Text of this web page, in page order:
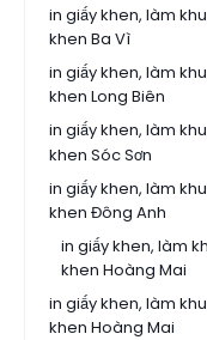
in giấy khen, làm
khen Ba Vì
in giấy khen, làm
khen Long Biên
in giấy khen, làm
khen Sóc Sơn
in giấy khen, làm
khen Đông Anh
in giấy khen, làm
khen Hoàng Mai
in giấy khen, làm
khen Hoàng Mai